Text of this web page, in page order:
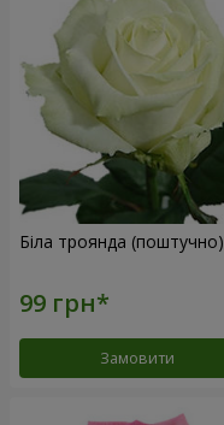
Біла троянда (поштучно)
Замовити